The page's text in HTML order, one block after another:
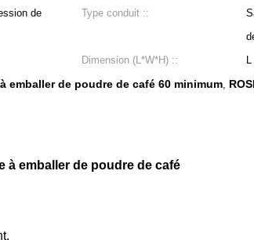
de
Type conduit ::
Dimension (L*W*H) ::
emballer de poudre de café 60 minimum,
à emballer de poudre de café